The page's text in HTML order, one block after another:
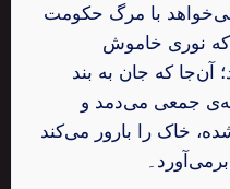
با مرگ حکومت
که نوری خاموش
آن‌جا که جان به بند
جمعی می‌دمد و
خاک را بارور می‌کند